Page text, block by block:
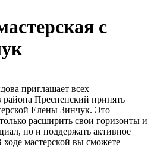
с
приглашает всех
Пресненский принять
Елены Зинчук. Это
расширить свои горизонты и
но и поддержать активное
мастерской вы сможете